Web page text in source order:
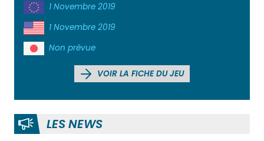
1 Novembre 2019
1 Novembre 2019
Non prévue
VOIR LA FICHE DU JEU
LES NEWS